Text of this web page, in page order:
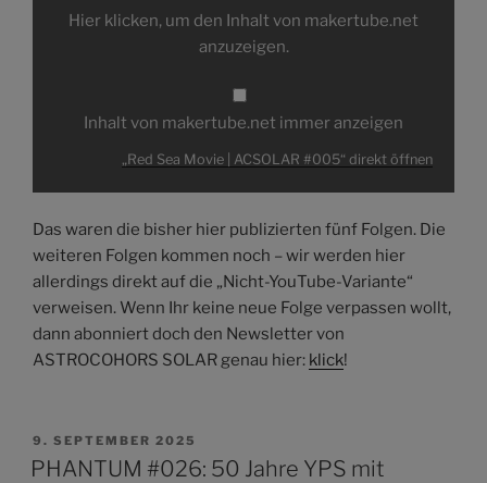
MovieHier klicken, um den Inhalt von makertube.net
anzuzeigen.
Inhalt von makertube.net immer anzeigen
„Red Sea Movie | ACSOLAR #005“ direkt öffnen
Das waren die bisher hier publizierten fünf Folgen. Die
weiteren Folgen kommen noch – wir werden hier
allerdings direkt auf die „Nicht-YouTube-Variante“
verweisen. Wenn Ihr keine neue Folge verpassen wollt,
dann abonniert doch den Newsletter von
ASTROCOHORS SOLAR genau hier: klick!
VERÖFFENTLICHT
AM
9. SEPTEMBER 2025
PHANTUM #026: 50 Jahre YPS mit